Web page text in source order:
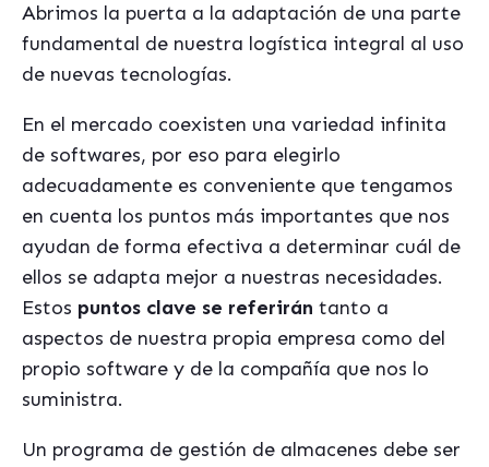
Abrimos la puerta a la adaptación de una parte
fundamental de nuestra logística integral al uso
de nuevas tecnologías.
En el mercado coexisten una variedad infinita
de softwares, por eso para elegirlo
adecuadamente es conveniente que tengamos
en cuenta los puntos más importantes que nos
ayudan de forma efectiva a determinar cuál de
ellos se adapta mejor a nuestras necesidades.
Estos puntos clave se referirán tanto a
aspectos de nuestra propia empresa como del
propio software y de la compañía que nos lo
suministra.
Un programa de gestión de almacenes debe ser